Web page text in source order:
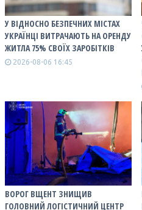
У ВІДНОСНО БЕЗПЕЧНИХ МІСТАХ
УКРАЇНЦІ ВИТРАЧАЮТЬ НА ОРЕНДУ
ЖИТЛА 75% СВОЇХ ЗАРОБІТКІВ
2026-08-06 16:45
ВОРОГ ВЩЕНТ ЗНИЩИВ
ГОЛОВНИЙ ЛОГІСТИЧНИЙ ЦЕНТР